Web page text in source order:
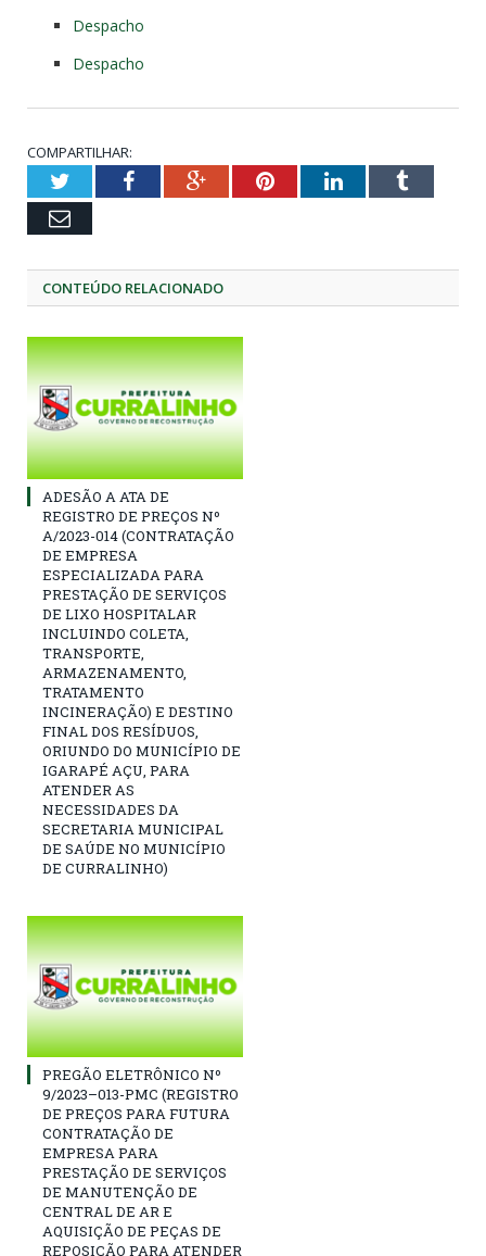
Despacho
Despacho
COMPARTILHAR:
TwitterFacebookGoogle+PinterestLinkedInTumblr
Email
CONTEÚDO RELACIONADO
ADESÃO A ATA DE
REGISTRO DE PREÇOS Nº
A/2023-014 (CONTRATAÇÃO
DE EMPRESA
ESPECIALIZADA PARA
PRESTAÇÃO DE SERVIÇOS
DE LIXO HOSPITALAR
INCLUINDO COLETA,
TRANSPORTE,
ARMAZENAMENTO,
TRATAMENTO
INCINERAÇÃO) E DESTINO
FINAL DOS RESÍDUOS,
ORIUNDO DO MUNICÍPIO DE
IGARAPÉ AÇU, PARA
ATENDER AS
NECESSIDADES DA
SECRETARIA MUNICIPAL
DE SAÚDE NO MUNICÍPIO
DE CURRALINHO)
PREGÃO ELETRÔNICO Nº
9/2023–013-PMC (REGISTRO
DE PREÇOS PARA FUTURA
CONTRATAÇÃO DE
EMPRESA PARA
PRESTAÇÃO DE SERVIÇOS
DE MANUTENÇÃO DE
CENTRAL DE AR E
AQUISIÇÃO DE PEÇAS DE
REPOSIÇÃO PARA ATENDER